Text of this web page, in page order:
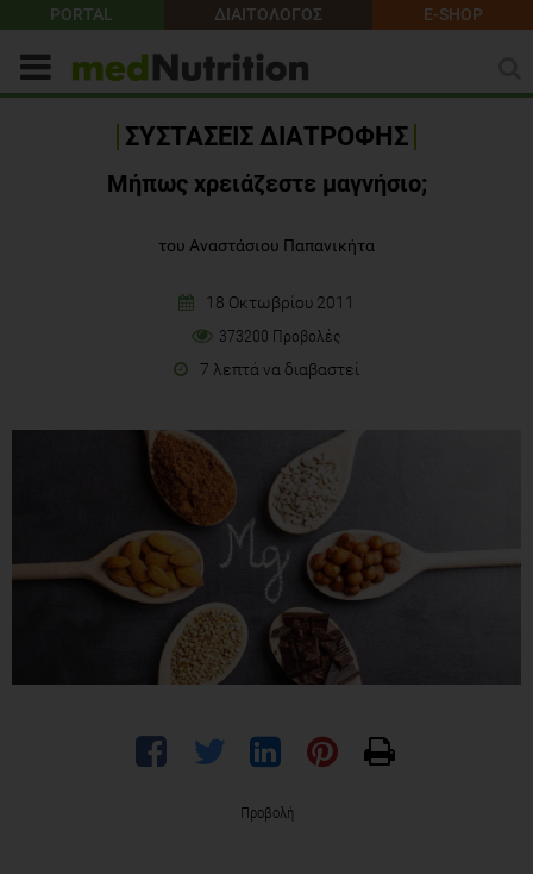
PORTAL ΔΙΑΙΤΟΛΟΓΟΣ E-SHOP
ΣΥΣΤΑΣΕΙΣ ΔΙΑΤΡΟΦΗΣ
Μήπως χρειάζεστε μαγνήσιο;
του Αναστάσιου Παπανικήτα
18 Οκτωβρίου 2011
373200 Προβολές
7 λεπτά να διαβαστεί
Προβολή